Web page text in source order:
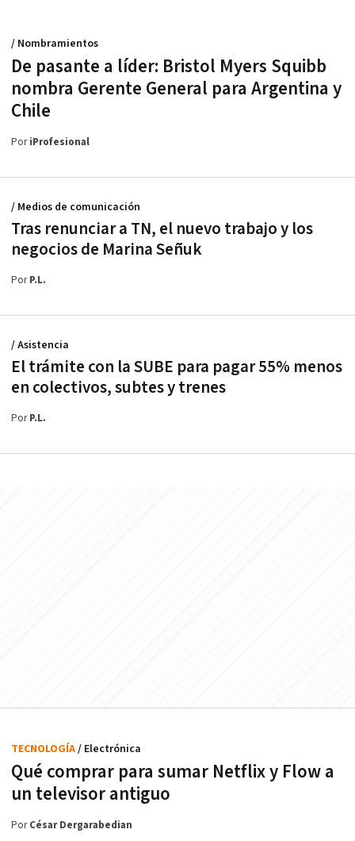
De pasante a líder: Bristol Myers Squibb
nombra Gerente General para Argentina y
Chile
/ Nombramientos
PoriProfesional
Tras renunciar a TN, el nuevo trabajo y los
negocios de Marina Señuk
/ Medios de comunicación
PorP.L.
El trámite con la SUBE para pagar 55% menos
en colectivos, subtes y trenes
/ Asistencia
PorP.L.
Qué comprar para sumar Netflix y Flow a
un televisor antiguo
TECNOLOGÍA/ Electrónica
PorCésar Dergarabedian